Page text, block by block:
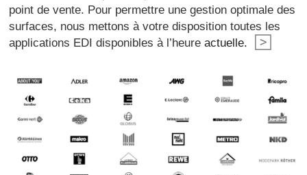
point de vente. Pour permettre une gestion optimale des
surfaces, nous mettons à votre disposition toutes les
applications EDI disponibles à l’heure actuelle.